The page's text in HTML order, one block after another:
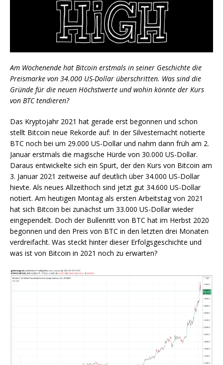
Am Wochenende hat Bitcoin erstmals in seiner Geschichte die
Preismarke von 34.000 US-Dollar überschritten. Was sind die
Gründe für die neuen Höchstwerte und wohin könnte der Kurs
von BTC tendieren?
Das Kryptojahr 2021 hat gerade erst begonnen und schon
stellt Bitcoin neue Rekorde auf: In der Silvesternacht notierte
BTC noch bei um 29.000 US-Dollar und nahm dann früh am 2.
Januar erstmals die magische Hürde von 30.000 US-Dollar.
Daraus entwickelte sich ein Spurt, der den Kurs von Bitcoin am
3. Januar 2021 zeitweise auf deutlich über 34.000 US-Dollar
hievte. Als neues Allzeithoch sind jetzt gut 34.600 US-Dollar
notiert. Am heutigen Montag als ersten Arbeitstag von 2021
hat sich Bitcoin bei zunächst um 33.000 US-Dollar wieder
eingependelt. Doch der Bullenritt von BTC hat im Herbst 2020
begonnen und den Preis von BTC in den letzten drei Monaten
verdreifacht. Was steckt hinter dieser Erfolgsgeschichte und
was ist von Bitcoin in 2021 noch zu erwarten?